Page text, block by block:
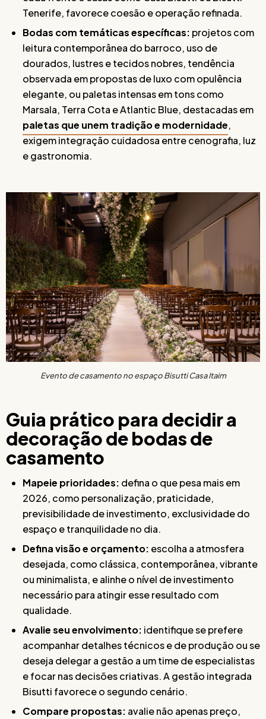
Tenerife, favorece coesão e operação refinada.
Bodas com temáticas específicas: projetos com
leitura contemporânea do barroco, uso de
dourados, lustres e tecidos nobres, tendência
observada em propostas de luxo com opulência
elegante, ou paletas intensas em tons como
Marsala, Terra Cota e Atlantic Blue, destacadas em
paletas que unem tradição e modernidade,
exigem integração cuidadosa entre cenografia, luz
e gastronomia.
Evento de casamento no espaço Bisutti Casa Itaim
Guia prático para decidir a
decoração de bodas de
casamento
Mapeie prioridades: defina o que pesa mais em
2026, como personalização, praticidade,
previsibilidade de investimento, exclusividade do
espaço e tranquilidade no dia.
Defina visão e orçamento: escolha a atmosfera
desejada, como clássica, contemporânea, vibrante
ou minimalista, e alinhe o nível de investimento
necessário para atingir esse resultado com
qualidade.
Avalie seu envolvimento: identifique se prefere
acompanhar detalhes técnicos e de produção ou se
deseja delegar a gestão a um time de especialistas
e focar nas decisões criativas. A gestão integrada
Bisutti favorece o segundo cenário.
Compare propostas: avalie não apenas preço,